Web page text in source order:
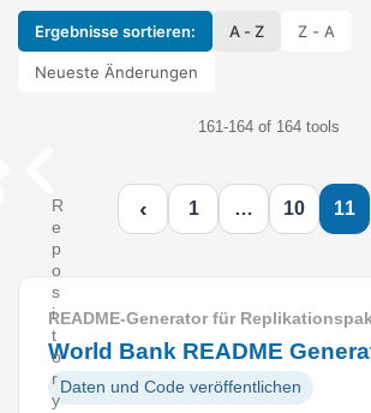
Ergebnisse sortieren: A - Z Z - A
Neueste Änderungen
161-164 of 164 tools
R
e
p
o
s
i
t
o
r
y
‹ 1 … 10 11
README-Generator für
World Bank README
Daten und Code veröffentlichen